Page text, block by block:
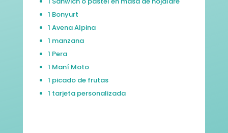
1 Bonyurt
1 Avena Alpina
1 manzana
1 Pera
1 Maní Moto
1 picado de frutas
1 tarjeta personalizada